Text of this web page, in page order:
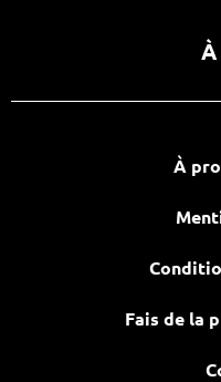
À
Fais de la